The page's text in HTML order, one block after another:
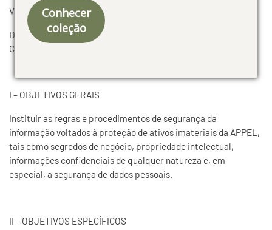
Conhecer
coleção
Versão: 2022
Direcionado a: Uso Interno / Registro / Eventual
Compartilhamento com autoridades
I – OBJETIVOS GERAIS
Instituir as regras e procedimentos de segurança da
informação voltados à proteção de ativos imateriais da APPEL,
tais como segredos de negócio, propriedade intelectual,
informações confidenciais de qualquer natureza e, em
especial, a segurança de dados pessoais.
II – OBJETIVOS ESPECÍFICOS